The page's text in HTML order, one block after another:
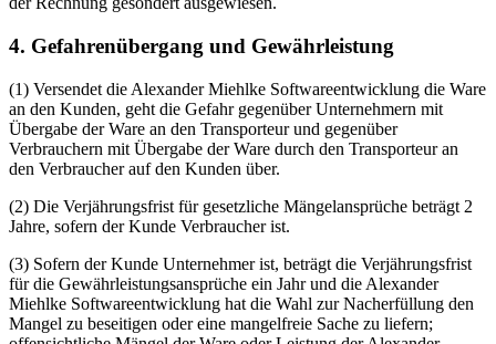
4. Gefahrenübergang und Gewährleistung
(1) Versendet die Alexander Miehlke Softwareentwicklung die Ware
an den Kunden, geht die Gefahr gegenüber Unternehmern mit
Übergabe der Ware an den Transporteur und gegenüber
Verbrauchern mit Übergabe der Ware durch den Transporteur an
den Verbraucher auf den Kunden über.
(2) Die Verjährungsfrist für gesetzliche Mängelansprüche beträgt 2
Jahre, sofern der Kunde Verbraucher ist.
(3) Sofern der Kunde Unternehmer ist, beträgt die Verjährungsfrist
für die Gewährleistungsansprüche ein Jahr und die Alexander
Miehlke Softwareentwicklung hat die Wahl zur Nacherfüllung den
Mangel zu beseitigen oder eine mangelfreie Sache zu liefern;